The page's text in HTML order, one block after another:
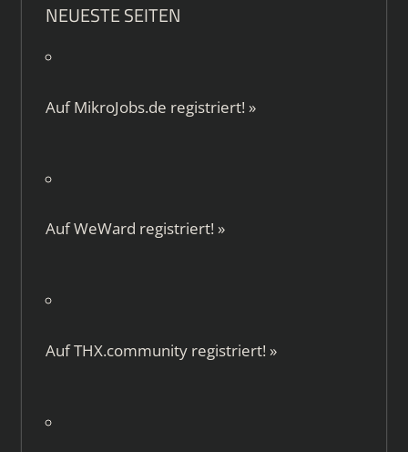
NEUESTE SEITEN
AufMikroJobs.de registriert! »
AufWeWard registriert! »
AufTHX.communityregistriert! »